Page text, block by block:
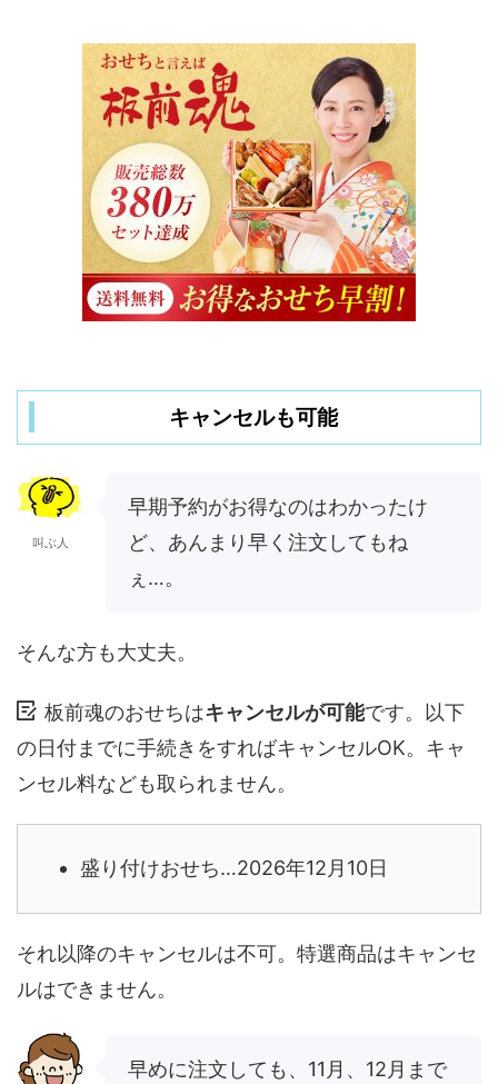
キャンセルも可能
叫ぶ人
早期予約がお得なのはわかったけ
ど、あんまり早く注文してもね
ぇ…。
そんな方も大丈夫。
板前魂のおせちはキャンセルが可能です。以下
の日付までに手続きをすればキャンセルOK。キャ
ンセル料なども取られません。
盛り付けおせち…2026年12月10日
それ以降のキャンセルは不可。特選商品はキャンセ
ルはできません。
早めに注文しても、11月、12月まで